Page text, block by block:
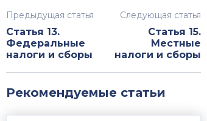
Предыдущая статья
Статья 13.
Федеральные
налоги и сборы
Следующая статья
Статья 15.
Местные
налоги и сборы
Рекомендуемые статьи